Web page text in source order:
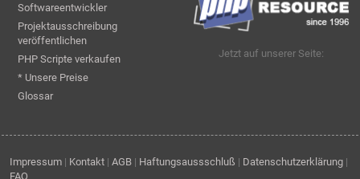
Softwareentwickler
Projektausschreibung
veröffentlichen
PHP Scripte verkaufen
* Unsere Preise
Glossar
Jetzt auf unserer Seite:
Impressum | Kontakt | AGB | Haftungsaussschluß | Datenschutzerklärung |
FAQ